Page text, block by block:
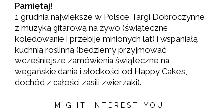
Pamiętaj!
1 grudnia największe w Polsce Targi Dobroczynne,
z muzyką gitarową na żywo (świąteczne
kolędowanie i przebije minionych lat) i wspaniałą
kuchnią roślinną (będziemy przyjmować
wcześniejsze zamówienia świąteczne na
wegańskie dania i słodkości od Happy Cakes,
dochód z całości zasili zwierzaki).
MIGHT INTEREST YOU: